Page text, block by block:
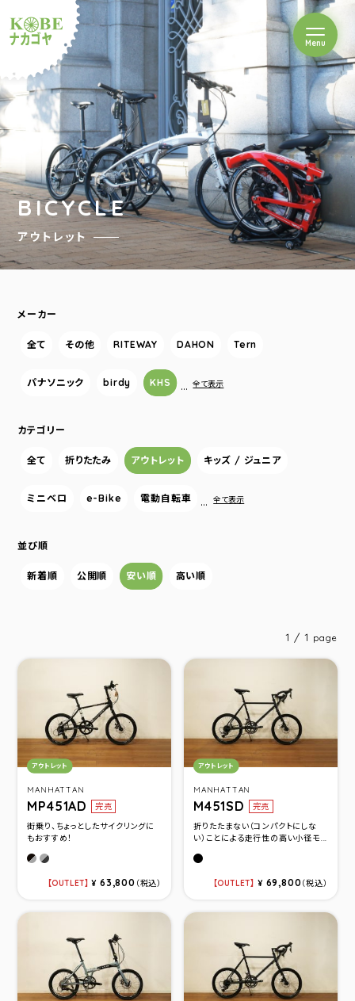
ルショップナカゴヤ
Menuを開閉
BICYCLE
アウトレット
メーカー
全て その他 RITEWAY DAHON Tern
パナソニック birdy KHS … 全て表示
カテゴリー
全て 折りたたみ アウトレット キッズ / ジュニア
ミニベロ e-Bike 電動自転車 … 全て表示
並び順
新着順 公開順 安い順 高い順
1 / 1 page
MANHATTAN
MP451AD 完売
カテゴリ：
アウトレット
街乗り、ちょっとしたサイクリングに
もおすすめ！
マットブラック/シルバー
メタリックシルバー/ブラック
OUTLET ¥ 63,800 （税込）
MANHATTAN
M451SD 完売
カテゴリ：
アウトレット
折りたたまない（コンパクトにしな
い）ことによる走行性の高い小径モ...
Flat Black(サイズ460)
OUTLET ¥ 69,800（税込）